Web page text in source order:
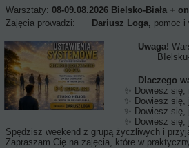
Warsztaty: 08-09.08.2026 Bielsko-Biała +
Zajęcia prowadzi:
Dariusz Loga, pomoc i
Uwaga!
BIelsku-Białej, jak
Dlaczego
✨ Dowiesz się, na czym
✨ Dowiesz się, jakie wzorce,
✨ Dowiesz się, jakie obciążenia
✨ Dowiesz się, jak uzdrawiać
Spędzisz weekend z grupą życzliwych i
Zapraszam Cię na zajęcia, które w